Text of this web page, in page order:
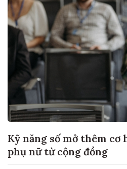
Kỹ năng số mở thêm
phụ nữ từ cộng đồng